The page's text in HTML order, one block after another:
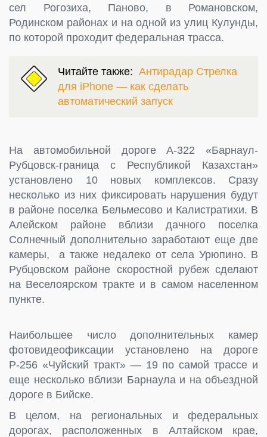
сел Рогозиха, Паново, в Романовском,
Родинском районах и на одной из улиц Кулунды,
по которой проходит федеральная трасса.
Читайте также: Антирадар Стрелка
для iPhone — как сделать
автоматический запуск
На автомобильной дороге А-322 «Барнаул-
Рубцовск-граница с Республикой Казахстан»
установлено 10 новых комплексов. Сразу
несколько из них фиксировать нарушения будут
в районе поселка Бельмесово и Калистратихи. В
Алейском районе вблизи дачного поселка
Солнечный дополнительно заработают еще две
камеры, а также недалеко от села Урюпино. В
Рубцовском районе скоростной рубеж сделают
на Веселоярском тракте и в самом населенном
пункте.
Наибольшее число дополнительных камер
фотовидеофиксации установлено на дороге
Р-256 «Чуйский тракт» — 19 по самой трассе и
еще несколько вблизи Барнаула и на объездной
дороге в Бийске.
В целом, на региональных и федеральных
дорогах, расположенных в Алтайском крае,